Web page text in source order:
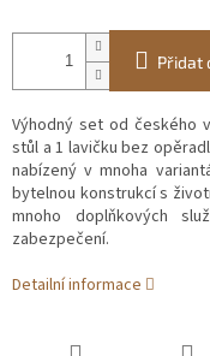
Přidat
Výhodný set od českého
stůl a 1 lavičku bez
nabízený v mnoha
bytelnou konstrukcí s
mnoho doplňkových
zabezpečení.
Detailní informace